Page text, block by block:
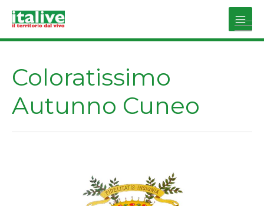
Main
Coloratissimo
Autunno Cuneo